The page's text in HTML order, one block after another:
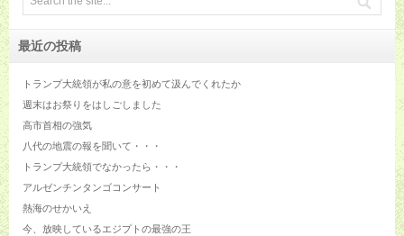
最近の投稿
トランプ大統領が私の意を初めて汲んでくれたか
週末はお祭りをはしごしました
高市首相の強気
八代の地震の報を聞いて・・・
トランプ大統領でなかったら・・・
アルゼンチンタンゴコンサート
熱海のせかいえ
今、放映しているエジプトの最強の王